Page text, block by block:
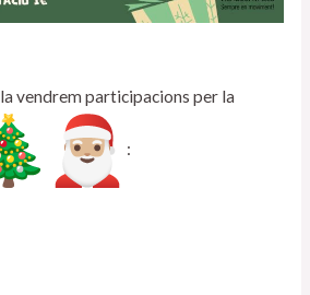
vendrem participacions per la
: